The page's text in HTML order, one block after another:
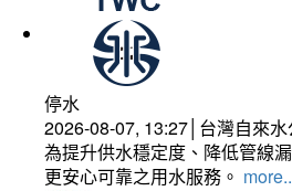
停水
2026-08-07, 13:27│台灣自來水
為提升供水穩定度、降低管線
更安心可靠之用水服務。